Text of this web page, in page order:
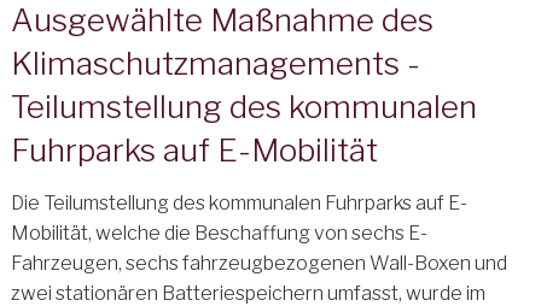
Ausgewählte Maßnahme des
Klimaschutzmanagements -
Teilumstellung des kommunalen
Fuhrparks auf E-Mobilität
Die Teilumstellung des kommunalen Fuhrparks auf E-
Mobilität, welche die Beschaffung von sechs E-
Fahrzeugen, sechs fahrzeugbezogenen Wall-Boxen und
zwei stationären Batteriespeichern umfasst, wurde im